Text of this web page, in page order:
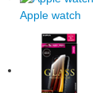
Apple watch